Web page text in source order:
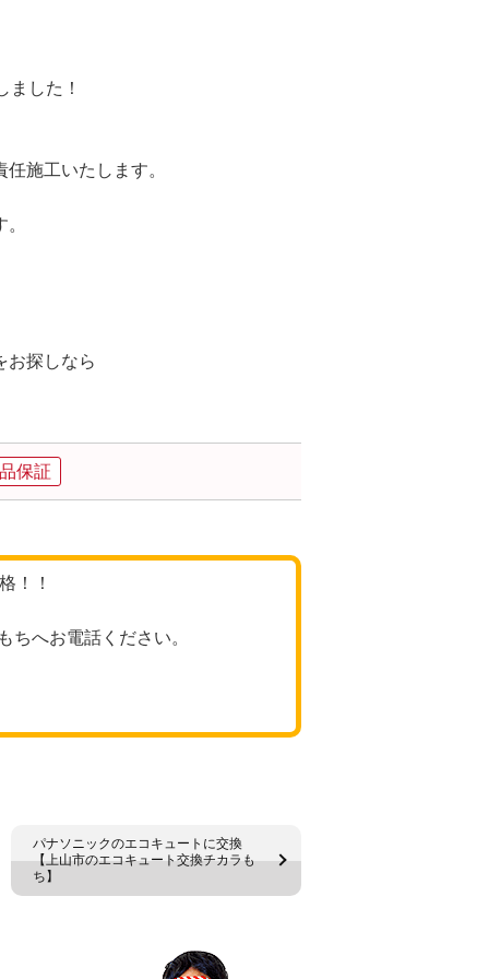
ました！
施工いたします。
お探しなら
保証
！！
ちへお電話ください。
パナソニックのエコキュートに交換
【上山市のエコキュート交換チカラも
ち】